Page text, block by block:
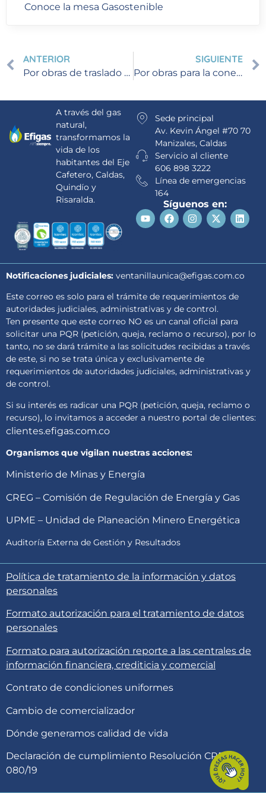
Conoce la mesa Gasostenible
ANTERIOR
Por obras de traslado de tubería se tendrá interrupción del servicio de gas natural en Cedro Negro, Circasia
SIGUIENTE
Por obras para la conexión de nuevos clientes al servicio de gas natural se presentará interrupción del servicio en el barrio Nuevo Horizonte de Chinchiná
A través del gas
natural,
transformamos la
vida de los
habitantes del Eje
Cafetero, Caldas,
Quindío y
Risaralda.
Sede principal
Av. Kevin Ángel #70 70
Manizales, Caldas
Servicio al cliente
606 898 3222
Línea de emergencias
164
Síguenos en:
Notificaciones judiciales: ventanillaunica@efigas.com.co
Este correo es solo para el trámite de requerimientos de
autoridades judiciales, administrativas y de control.
Ten presente que este correo NO es un canal oficial para
solicitar una PQR (petición, queja, reclamo o recurso), por lo
tanto, no se dará trámite a las solicitudes recibidas a través
de este, si no se trata única y exclusivamente de
requerimientos de autoridades judiciales, administrativas y
de control.
Si su interés es radicar una PQR (petición, queja, reclamo o
recurso), lo invitamos a acceder a nuestro portal de clientes:
clientes.efigas.com.co
Organismos que vigilan nuestras acciones:
Ministerio de Minas y Energía
CREG – Comisión de Regulación de Energía y Gas
UPME – Unidad de Planeación Minero Energética
Auditoría Externa de Gestión y Resultados
Política de tratamiento de la información y datos
personales
Formato autorización para el tratamiento de datos
personales
Formato para autorización reporte a las centrales de
información financiera, crediticia y comercial
Contrato de condiciones uniformes
Cambio de comercializador
Dónde generamos calidad de vida
Declaración de cumplimiento Resolución CREG
080/19